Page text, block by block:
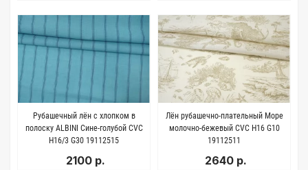
Рубашечный лён с хлопком в
полоску ALBINI Сине-голубой CVC
H16/3 G30 19112515
2100 р.
Лён рубашечно-плательный Море
молочно-бежевый CVC H16 G10
19112511
2640 р.